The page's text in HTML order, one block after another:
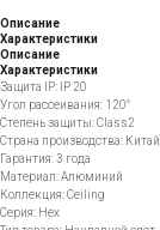
Описание
Характеристики
Описание
Характеристики
Защита IP: IP 20
Угол рассеивания: 120°
Степень защиты: Class2
Страна производства: Китай
Гарантия: 3 года
Материал: Алюминий
Коллекция: Ceiling
Серия: Hex